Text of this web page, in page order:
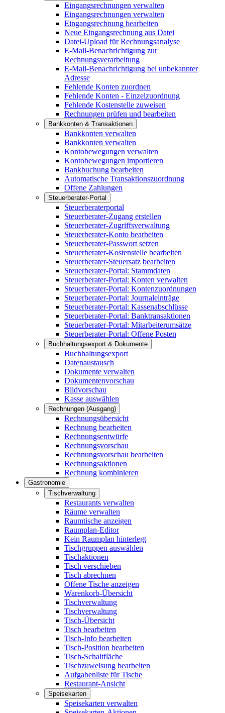
Eingangsrechnungen verwalten
Eingangsrechnungen verwalten
Eingangsrechnung bearbeiten
Neue Eingangsrechnung aus Datei
Datei-Upload für Rechnungsanalyse
E-Mail-Benachrichtigung zur
Rechnungsverarbeitung
E-Mail-Benachrichtigung bei unbekannter
Adresse
Fehlende Konten zuordnen
Fehlende Konten - Einzelzuordnung
Fehlende Kostenstelle zuweisen
Rechnungen prüfen und bearbeiten
Bankkonten & Transaktionen
Bankkonten verwalten
Bankkonten verwalten
Kontobewegungen verwalten
Kontobewegungen importieren
Bankbuchung bearbeiten
Automatische Transaktionszuordnung
Offene Zahlungen
Steuerberater-Portal
Steuerberaterportal
Steuerberater-Zugang erstellen
Steuerberater-Zugriffsverwaltung
Steuerberater-Konto bearbeiten
Steuerberater-Passwort setzen
Steuerberater-Kostenstelle bearbeiten
Steuerberater-Steuersatz bearbeiten
Steuerberater-Portal: Stammdaten
Steuerberater-Portal: Konten verwalten
Steuerberater-Portal: Kontenzuordnungen
Steuerberater-Portal: Journaleinträge
Steuerberater-Portal: Kassenabschlüsse
Steuerberater-Portal: Banktransaktionen
Steuerberater-Portal: Mitarbeiterumsätze
Steuerberater-Portal: Offene Posten
Buchhaltungsexport & Dokumente
Buchhaltungsexport
Datenaustausch
Dokumente verwalten
Dokumentenvorschau
Bildvorschau
Kasse auswählen
Rechnungen (Ausgang)
Rechnungsübersicht
Rechnung bearbeiten
Rechnungsentwürfe
Rechnungsvorschau
Rechnungsvorschau bearbeiten
Rechnungsaktionen
Rechnung kombinieren
Gastronomie
Tischverwaltung
Restaurants verwalten
Räume verwalten
Raumtische anzeigen
Raumplan-Editor
Kein Raumplan hinterlegt
Tischgruppen auswählen
Tischaktionen
Tisch verschieben
Tisch abrechnen
Offene Tische anzeigen
Warenkorb-Übersicht
Tischverwaltung
Tischverwaltung
Tisch-Übersicht
Tisch bearbeiten
Tisch-Info bearbeiten
Tisch-Position bearbeiten
Tisch-Schaltfläche
Tischzuweisung bearbeiten
Aufgabenliste für Tische
Restaurant-Ansicht
Speisekarten
Speisekarten verwalten